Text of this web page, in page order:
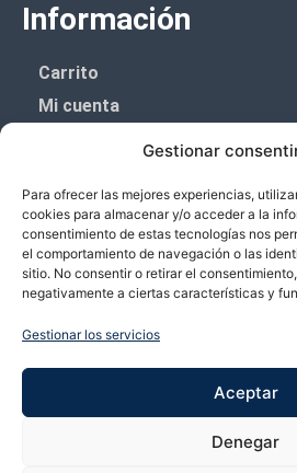
Gestionar
Para ofrecer las mejores experiencias,
cookies para almacenar y/o acceder a la
consentimiento de estas tecnologías nos
el comportamiento de navegación o las
sitio. No consentir o retirar el
negativamente a ciertas características y
Gestionar los servicios
Aceptar
Denegar
Información
Carrito
Mi cuenta
Política de cookies (UE)
Boletín de noticias
¡¡Suscríbete y prometemos no
Te enviaremos sólo cosas